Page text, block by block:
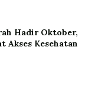
Hadir Oktober,
Akses Kesehatan